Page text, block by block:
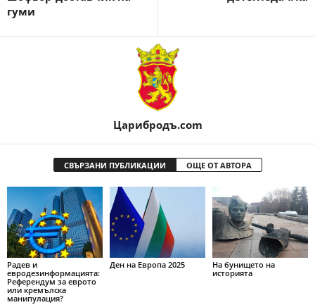
гуми
Царибродъ.com
СВЪРЗАНИ ПУБЛИКАЦИИ ОЩЕ ОТ АВТОРА
Радев и
евродезинформацията:
Референдум за еврото
или кремълска
манипулация?
Ден на Европа 2025
На бунището на
историята